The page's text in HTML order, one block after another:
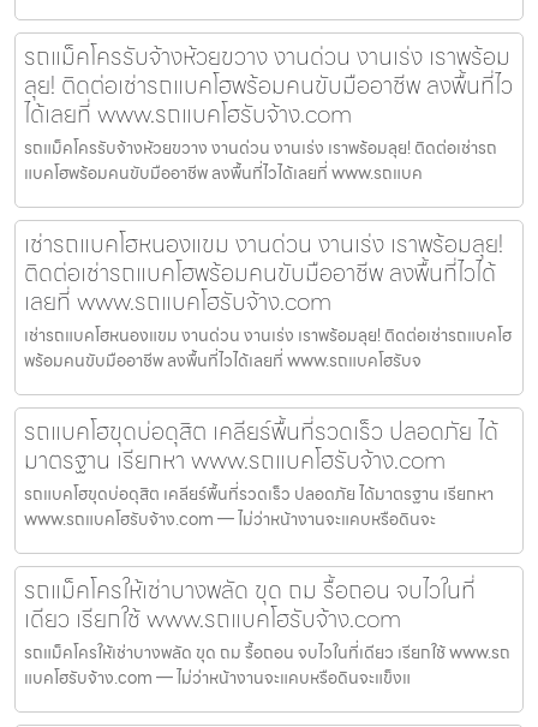
รถแม็คโครรับจ้างห้วยขวาง งานด่วน งานเร่ง เราพร้อม
ลุย! ติดต่อเช่ารถแบคโฮพร้อมคนขับมืออาชีพ ลงพื้นที่ไว
ได้เลยที่ www.รถแบคโฮรับจ้าง.com
รถแม็คโครรับจ้างห้วยขวาง งานด่วน งานเร่ง เราพร้อมลุย! ติดต่อเช่ารถ
แบคโฮพร้อมคนขับมืออาชีพ ลงพื้นที่ไวได้เลยที่ www.รถแบค
เช่ารถแบคโฮหนองแขม งานด่วน งานเร่ง เราพร้อมลุย!
ติดต่อเช่ารถแบคโฮพร้อมคนขับมืออาชีพ ลงพื้นที่ไวได้
เลยที่ www.รถแบคโฮรับจ้าง.com
เช่ารถแบคโฮหนองแขม งานด่วน งานเร่ง เราพร้อมลุย! ติดต่อเช่ารถแบคโฮ
พร้อมคนขับมืออาชีพ ลงพื้นที่ไวได้เลยที่ www.รถแบคโฮรับจ
รถแบคโฮขุดบ่อดุสิต เคลียร์พื้นที่รวดเร็ว ปลอดภัย ได้
มาตรฐาน เรียกหา www.รถแบคโฮรับจ้าง.com
รถแบคโฮขุดบ่อดุสิต เคลียร์พื้นที่รวดเร็ว ปลอดภัย ได้มาตรฐาน เรียกหา
www.รถแบคโฮรับจ้าง.com — ไม่ว่าหน้างานจะแคบหรือดินจะ
รถแม็คโครให้เช่าบางพลัด ขุด ถม รื้อถอน จบไวในที่
เดียว เรียกใช้ www.รถแบคโฮรับจ้าง.com
รถแม็คโครให้เช่าบางพลัด ขุด ถม รื้อถอน จบไวในที่เดียว เรียกใช้ www.รถ
แบคโฮรับจ้าง.com — ไม่ว่าหน้างานจะแคบหรือดินจะแข็งแ